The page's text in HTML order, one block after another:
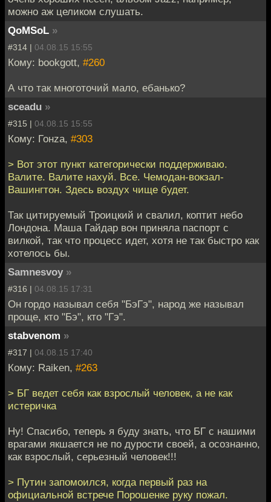
можно аж целиком слушать.
QoMSoL »
#314 | 04.08.15 15:55
Кому: bookgott, #260
А что так многоточий мало, ебанько?
sceadu »
#315 | 04.08.15 15:55
Кому: Гонzа, #303
> Вот этот пункт категорически поддерживаю.
Валите. Валите нахуй. Все. Чемодан-вокзал-
Вашингтон. Здесь воздух чище будет.
Так цитируемый Троицкий и свалил, коптит небо
Лондона. Маша Гайдар вон приняла паспорт с
вилкой, так что процесс идет, хотя не так быстро как
хотелось бы.
Samnesvoy »
#316 | 04.08.15 17:31
Он гордо называл себя "БэГэ", народ же называл
проще, кто "Бэ", кто "Гэ".
stabvenom »
#317 | 04.08.15 17:40
Кому: Raiken, #263
> БГ ведет себя как взрослый человек, а не как
истеричка
Ну! Спасибо, теперь я буду знать, что БГ с нашими
врагами якшается не по дурости своей, а осознанно,
как взрослый, серьезный человек!!!
> Путин запомоился, когда первый раз на
официальной встрече Порошенке руку пожал.